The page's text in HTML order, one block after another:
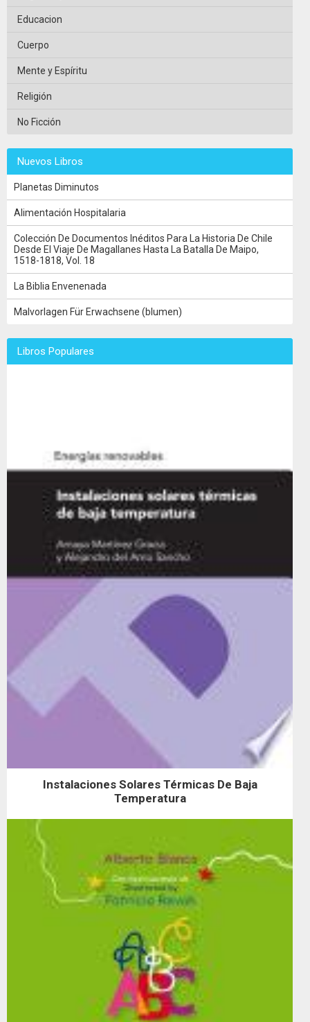
Educacion
Cuerpo
Mente y Espíritu
Religión
No Ficción
Nuevos Libros
Planetas Diminutos
Alimentación Hospitalaria
Colección De Documentos Inéditos Para La Historia De Chile
Desde El Viaje De Magallanes Hasta La Batalla De Maipo,
1518-1818, Vol. 18
La Biblia Envenenada
Malvorlagen Für Erwachsene (blumen)
Libros Populares
Instalaciones Solares Térmicas De Baja
Temperatura